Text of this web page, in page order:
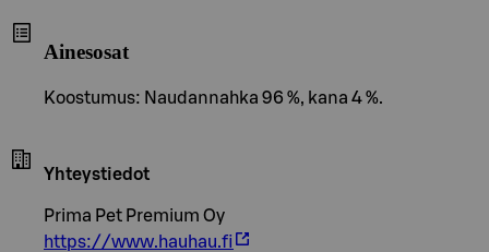
Ainesosat
Koostumus: Naudannahka 96 %, kana 4 %.
Yhteystiedot
Prima Pet Premium Oy
https://www.hauhau.fi